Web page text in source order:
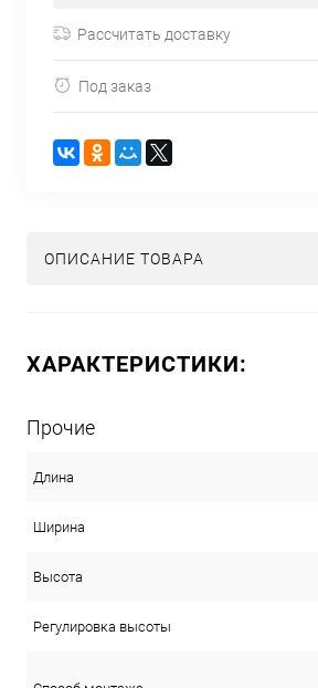
Рассчитать доставку
Под заказ
ОПИСАНИЕ ТОВАРА
ХАРАКТЕРИСТИКИ:
Прочие
Длина
Ширина
Высота
Регулировка высоты